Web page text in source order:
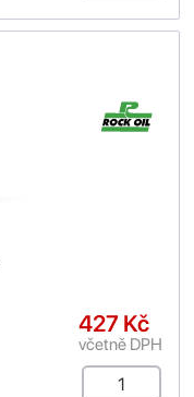
427 Kč
včetně DPH